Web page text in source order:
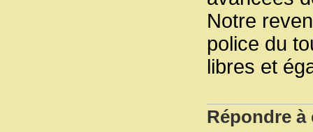
Notre
police du
libres et
Répondre à